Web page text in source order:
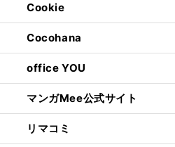
Cookie
Cocohana
office YOU
マンガMee公式サイト
リマコミ